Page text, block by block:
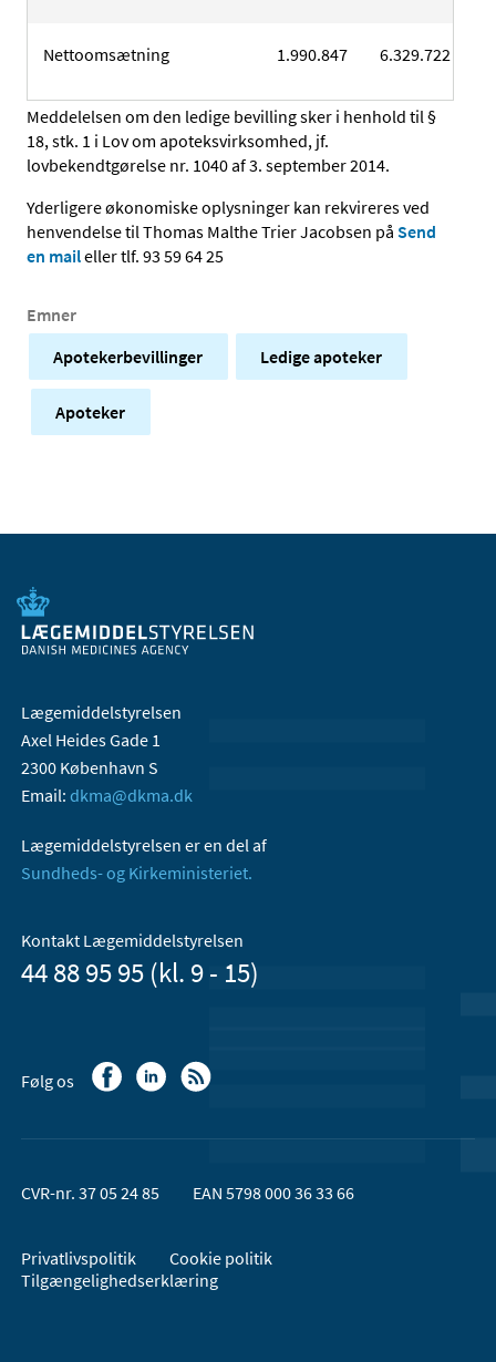
Nettoomsætning 1.990.847 6.329.722
Meddelelsen om den ledige bevilling sker i henhold til §
18, stk. 1 i Lov om apoteksvirksomhed, jf.
lovbekendtgørelse nr. 1040 af 3. september 2014.
Yderligere økonomiske oplysninger kan rekvireres ved
henvendelse til Thomas Malthe Trier Jacobsen på Send
en maileller tlf. 93 59 64 25
Emner
Apotekerbevillinger
Ledige apoteker
Apoteker
Lægemiddelstyrelsen
Axel Heides Gade 1
2300 København S
Email: dkma@dkma.dk
Lægemiddelstyrelsen er en del af
Sundheds- og Kirkeministeriet.
Kontakt Lægemiddelstyrelsen
44 88 95 95 (kl. 9 - 15)
Følg os
CVR-nr. 37 05 24 85 EAN 5798 000 36 33 66
Privatlivspolitik
Cookie politik
Tilgængelighedserklæring